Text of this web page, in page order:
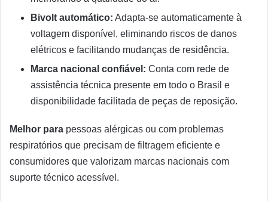
Bivolt automático: Adapta-se automaticamente à
voltagem disponível, eliminando riscos de danos
elétricos e facilitando mudanças de residência.
Marca nacional confiável: Conta com rede de
assistência técnica presente em todo o Brasil e
disponibilidade facilitada de peças de reposição.
Melhor para pessoas alérgicas ou com problemas
respiratórios que precisam de filtragem eficiente e
consumidores que valorizam marcas nacionais com
suporte técnico acessível.